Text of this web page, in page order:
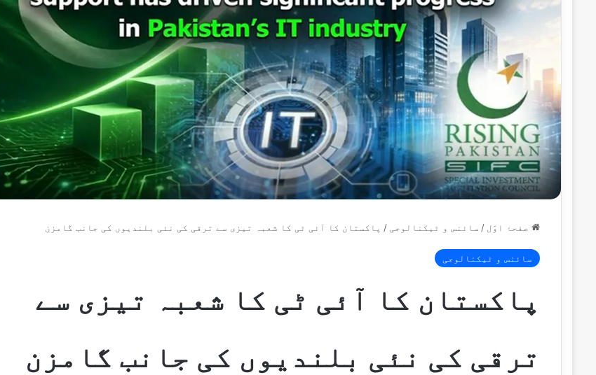
صفحۂ اوّل / سائنس و ٹیکنالوجی / پاکستان کا آئی ٹی کا شعبہ تیزی سے ترقی کی نئی بلندیوں کی جانب گامزن
سائنس و ٹیکنالوجی
پاکستان کا آئی ٹی کا شعبہ تیزی سے
ترقی کی نئی بلندیوں کی جانب گامزن